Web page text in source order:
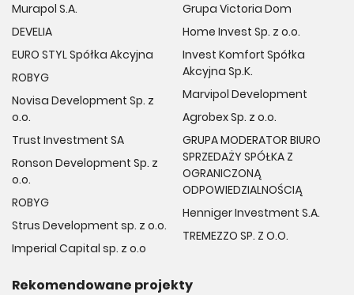
Murapol S.A.
DEVELIA
EURO STYL Spółka Akcyjna
ROBYG
Novisa Development Sp. z
o.o.
Trust Investment SA
Ronson Development Sp. z
o.o.
ROBYG
Strus Development sp. z o.o.
Imperial Capital sp. z o.o
Grupa Victoria Dom
Home Invest Sp. z o.o.
Invest Komfort Spółka
Akcyjna Sp.K.
Marvipol Development
Agrobex Sp. z o.o.
GRUPA MODERATOR BIURO
SPRZEDAŻY SPÓŁKA Z
OGRANICZONĄ
ODPOWIEDZIALNOŚCIĄ
Henniger Investment S.A.
TREMEZZO SP. Z O.O.
Rekomendowane projekty